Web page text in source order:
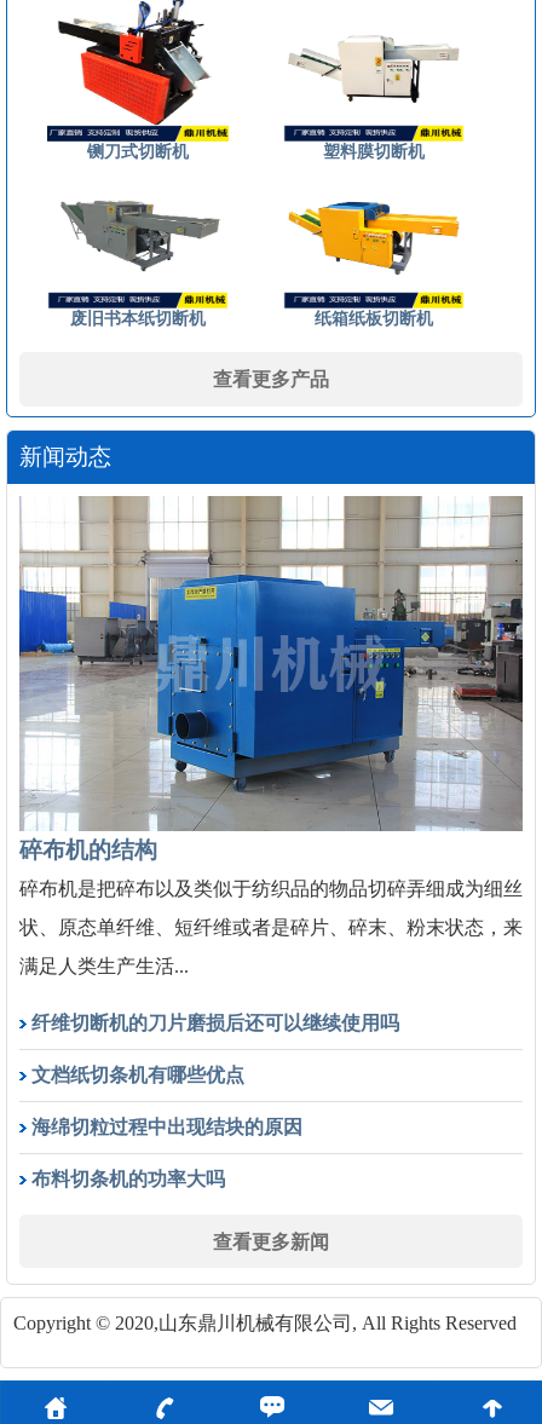
铡刀式切断机 塑料膜切断机
废旧书本纸切断机 纸箱纸板切断机
查看更多产品
新闻动态
碎布机的结构
碎布机是把碎布以及类似于纺织品的物品切碎弄细成为细丝
状、原态单纤维、短纤维或者是碎片、碎末、粉末状态，来
满足人类生产生活...
纤维切断机的刀片磨损后还可以继续使用吗
文档纸切条机有哪些优点
海绵切粒过程中出现结块的原因
布料切条机的功率大吗
查看更多新闻
Copyright © 2020,山东鼎川机械有限公司, All Rights Reserved